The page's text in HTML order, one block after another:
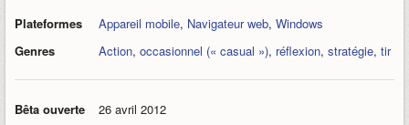
Plateformes Appareil mobile, Navigateur web, Windows
Genres
Action, occasionnel (« casual »), réflexion, stratégie, tir
Bêta ouverte
26 avril 2012